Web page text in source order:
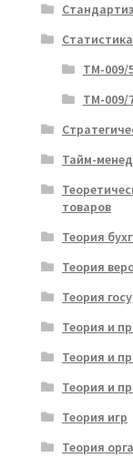
Статистика
ТМ-009/
ТМ-009/
Тайм-
товаров
Теория
Теория
Теория
Теория и
Теория и
Теория и
Теория игр
Теория